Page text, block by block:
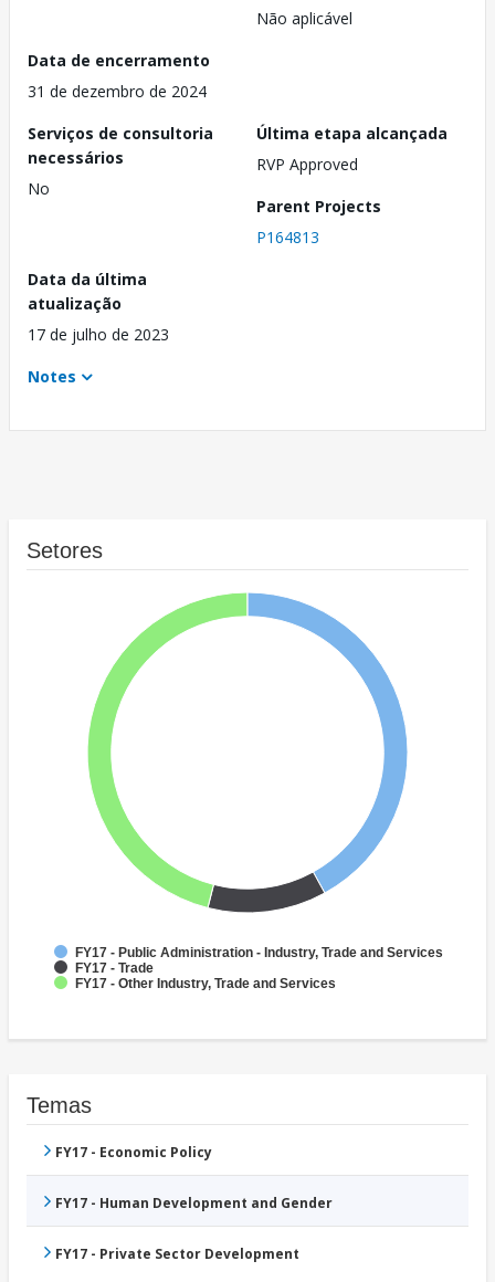
Não aplicável
Data de encerramento
31 de dezembro de 2024
Serviços de consultoria
necessários
No
Última etapa alcançada
RVP Approved
Parent Projects
P164813
Data da última
atualização
17 de julho de 2023
Notes
Setores
FY17 - Public Administration - Industry, Trade and Services
FY17 - Trade
FY17 - Other Industry, Trade and Services
Temas
FY17 - Economic Policy
FY17 - Human Development and Gender
FY17 - Private Sector Development